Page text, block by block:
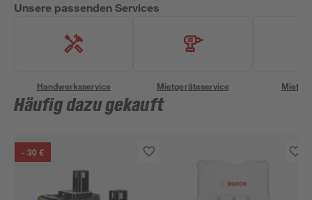
Unsere passenden Services
Handwerksservice Mietgeräteservice
Häufig dazu gekauft
- 30 €